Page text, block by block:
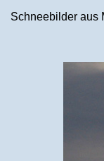
Schneebilder aus